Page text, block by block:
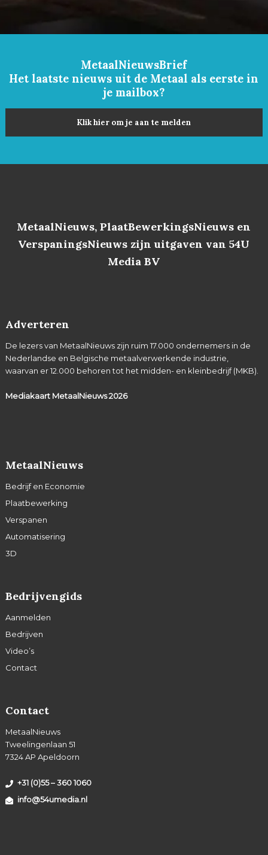
MetaalNieuwsBrief
Het laatste nieuws uit de Metaal als eerste in
je mailbox?
Klik hier om je aan te melden
MetaalNieuws, PlaatBewerkingsNieuws en
VerspaningsNieuws zijn uitgaven van 54U
Media BV
Adverteren
De lezers van MetaalNieuws zijn ruim 17.000 ondernemers in de
Nederlandse en Belgische metaalverwerkende industrie,
waarvan er 12.000 behoren tot het midden- en kleinbedrijf (MKB).
Mediakaart MetaalNieuws2026
MetaalNieuws
Bedrijf en Economie
Plaatbewerking
Verspanen
Automatisering
3D
Bedrijvengids
Aanmelden
Bedrijven
Video’s
Contact
Contact
MetaalNieuws
Tweelingenlaan 51
7324 AP Apeldoorn
+31 (0)55 – 360 1060
info@54umedia.nl